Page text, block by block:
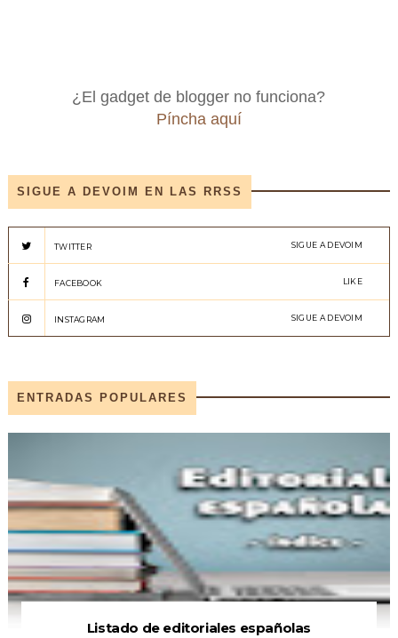
¿El gadget de blogger no funciona?
Píncha aquí
SIGUE A DEVOIM EN LAS RRSS
TWITTER SIGUE A DEVOIM
FACEBOOK LIKE
INSTAGRAM SIGUE A DEVOIM
ENTRADAS POPULARES
Listado de editoriales españolas